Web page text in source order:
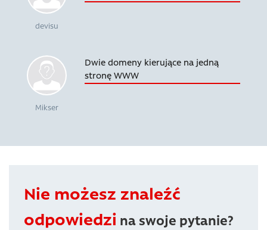
devisu
Mikser
Dwie domeny kierujące na jedną
stronę WWW
Nie możesz znaleźć
odpowiedzi na swoje pytanie?